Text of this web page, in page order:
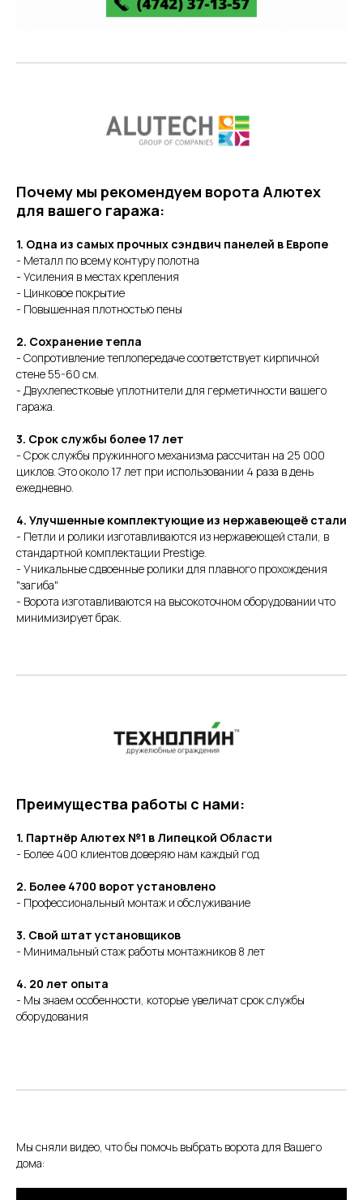
Почему мы рекомендуем ворота Алютех
для вашего гаража:
1. Одна из самых прочных сэндвич панелей в Европе
- Металл по всему контуру полотна
- Усиления в местах крепления
- Цинковое покрытие
- Повышенная плотностью пены
2. Сохранение тепла
- Сопротивление теплопередаче соответствует кирпичной
стене 55-60 см.
- Двухлепестковые уплотнители для герметичности вашего
гаража.
3. Срок службы более 17 лет
- Срок службы пружинного механизма рассчитан на 25 000
циклов. Это около 17 лет при использовании 4 раза в день
ежедневно.
4. Улучшенные комплектующие из нержавеющеё стали
- Петли и ролики изготавливаются из нержавеющей стали, в
стандартной комплектации Prestige.
- Уникальные сдвоенные ролики для плавного прохождения
"загиба"
- Ворота изготавливаются на высокоточном оборудовании что
минимизирует брак.
Преимущества работы с нами:
1. Партнёр Алютех №1 в Липецкой Области
- Более 400 клиентов доверяю нам каждый год
2. Более 4700 ворот установлено
- Профессиональный монтаж и обслуживание
3. Свой штат установщиков
- Минимальный стаж работы монтажников 8 лет
4. 20 лет опыта
- Мы знаем особенности, которые увеличат срок службы
оборудования
Мы сняли видео, что бы помочь выбрать ворота для Вашего
дома: